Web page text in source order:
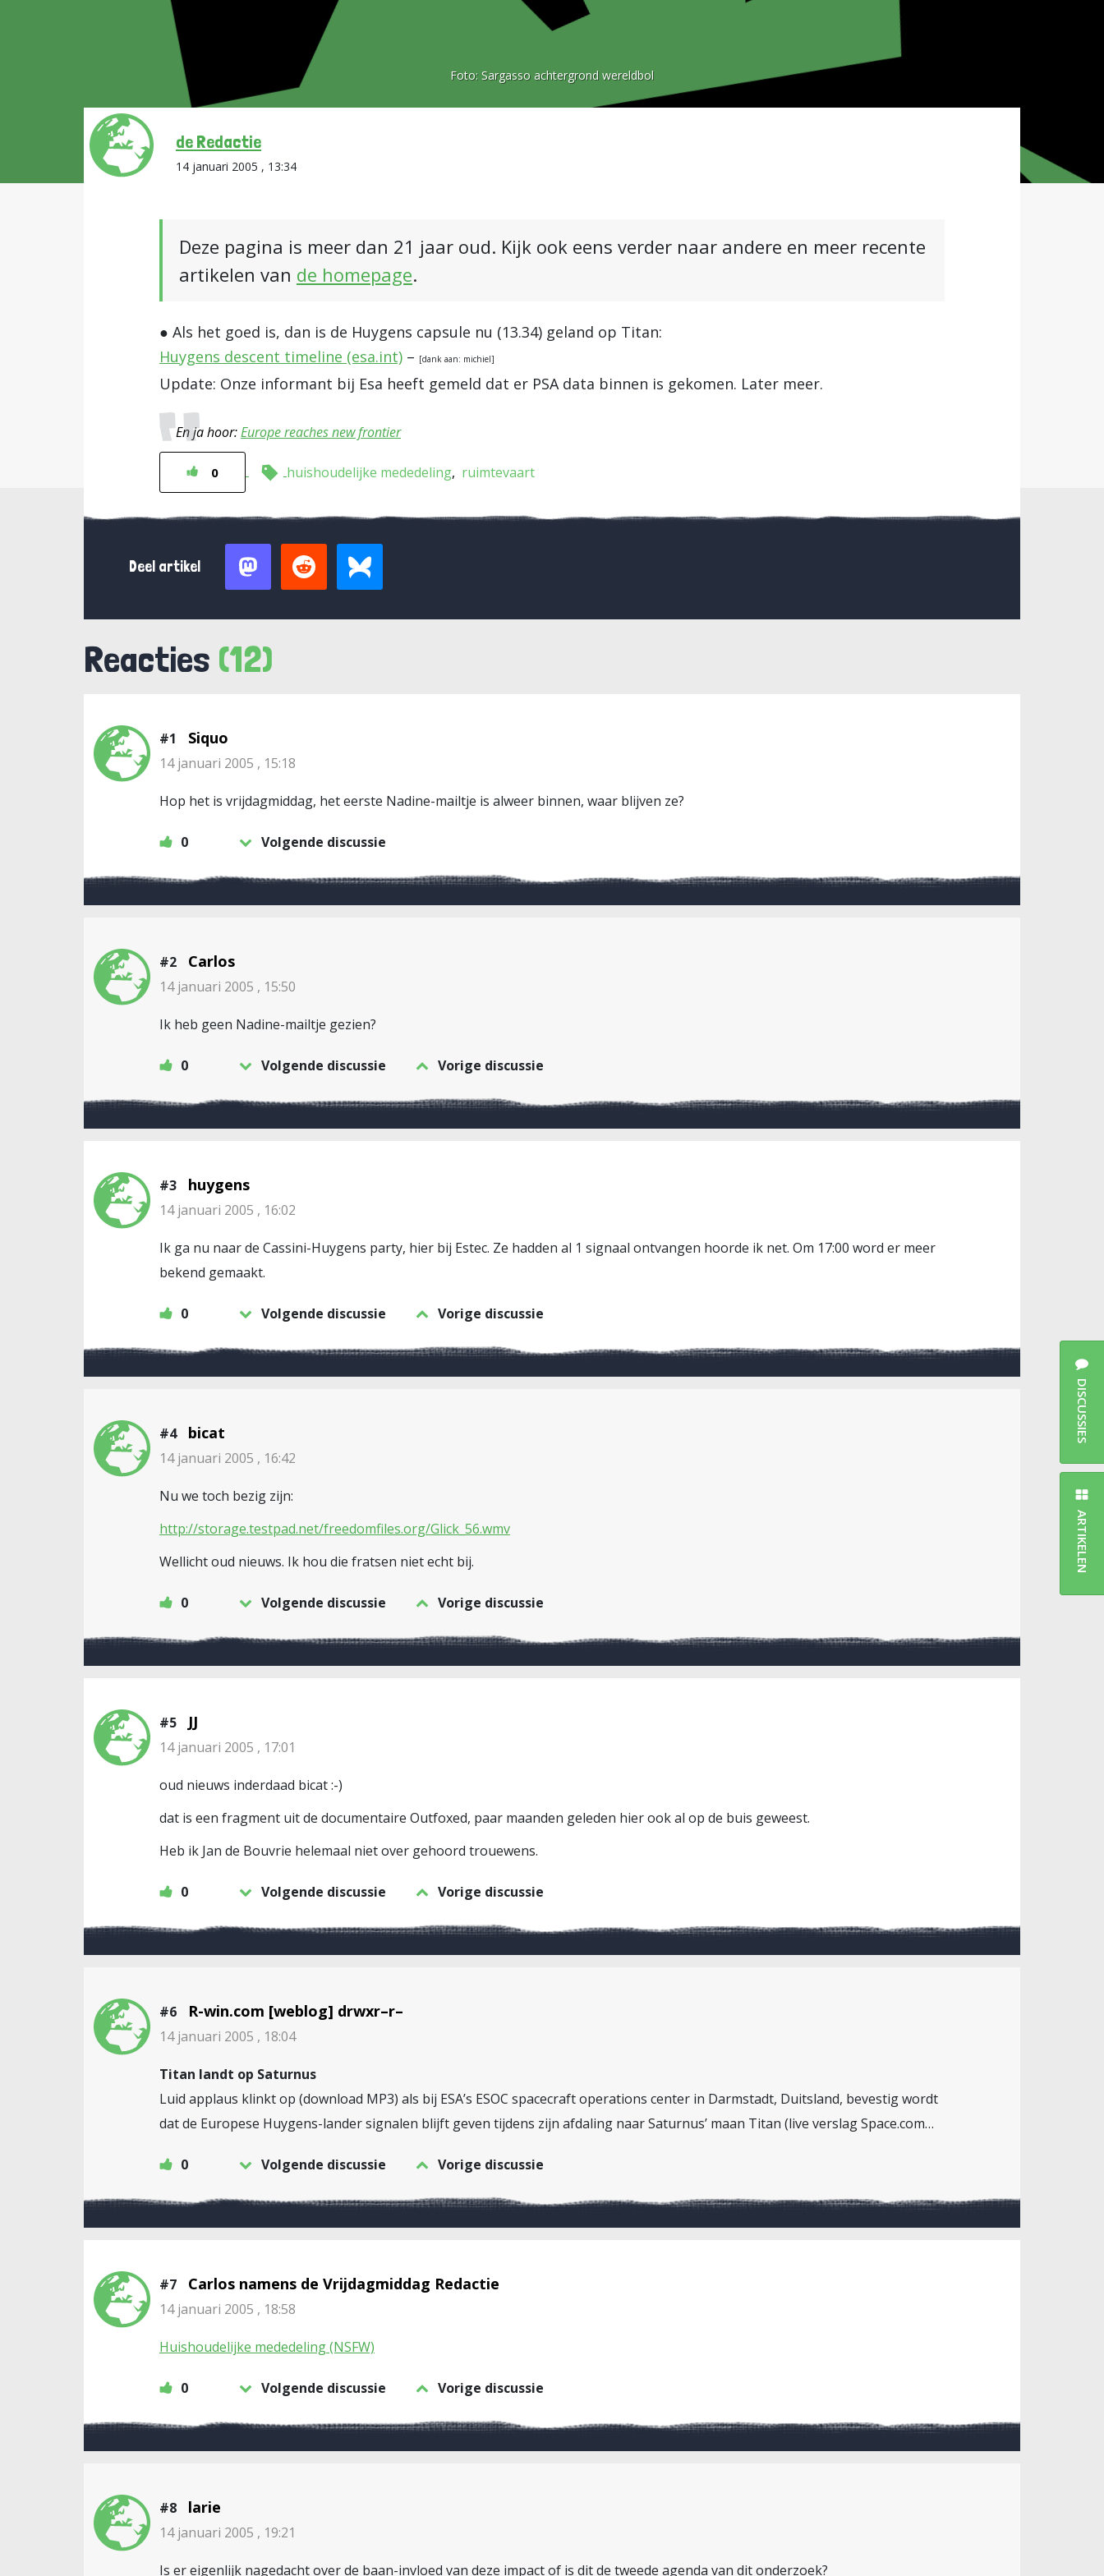
Foto: Sargasso achtergrond wereldbol
de Redactie
14 januari 2005 , 13:34
Deze pagina is meer dan 21 jaar oud. Kijk ook eens verder naar andere en meer recente
artikelen van de homepage.
● Als het goed is, dan is de Huygens capsule nu (13.34) geland op Titan:
Huygens descent timeline (esa.int) – [dank aan: michiel]
Update: Onze informant bij Esa heeft gemeld dat er PSA data binnen is gekomen. Later meer.
En ja hoor:Europe reaches new frontier
0 huishoudelijke mededeling ruimtevaart
Deel artikel
Reacties (12)
#1 Siquo
14 januari 2005 , 15:18
Hop het is vrijdagmiddag, het eerste Nadine-mailtje is alweer binnen, waar blijven ze?
0 Volgende discussie
#2 Carlos
14 januari 2005 , 15:50
Ik heb geen Nadine-mailtje gezien?
0 Volgende discussie Vorige discussie
#3 huygens
14 januari 2005 , 16:02
Ik ga nu naar de Cassini-Huygens party, hier bij Estec. Ze hadden al 1 signaal ontvangen hoorde ik net. Om 17:00 word er meer
bekend gemaakt.
0 Volgende discussie Vorige discussie
#4 bicat
14 januari 2005 , 16:42
Nu we toch bezig zijn:
http://storage.testpad.net/freedomfiles.org/Glick_56.wmv
Wellicht oud nieuws. Ik hou die fratsen niet echt bij.
0 Volgende discussie Vorige discussie
#5 JJ
14 januari 2005 , 17:01
oud nieuws inderdaad bicat :-)
dat is een fragment uit de documentaire Outfoxed, paar maanden geleden hier ook al op de buis geweest.
Heb ik Jan de Bouvrie helemaal niet over gehoord trouewens.
0 Volgende discussie Vorige discussie
#6 R-win.com [weblog] drwxr–r–
14 januari 2005 , 18:04
Titan landt op Saturnus
Luid applaus klinkt op (download MP3) als bij ESA’s ESOC spacecraft operations center in Darmstadt, Duitsland, bevestig wordt
dat de Europese Huygens-lander signalen blijft geven tijdens zijn afdaling naar Saturnus’ maan Titan (live verslag Space.com…
0 Volgende discussie Vorige discussie
#7 Carlos namens de Vrijdagmiddag Redactie
14 januari 2005 , 18:58
Huishoudelijke mededeling (NSFW)
0 Volgende discussie Vorige discussie
#8 larie
14 januari 2005 , 19:21
Is er eigenlijk nagedacht over de baan-invloed van deze impact of is dit de tweede agenda van dit onderzoek?
DISCUSSIES
ARTIKELEN